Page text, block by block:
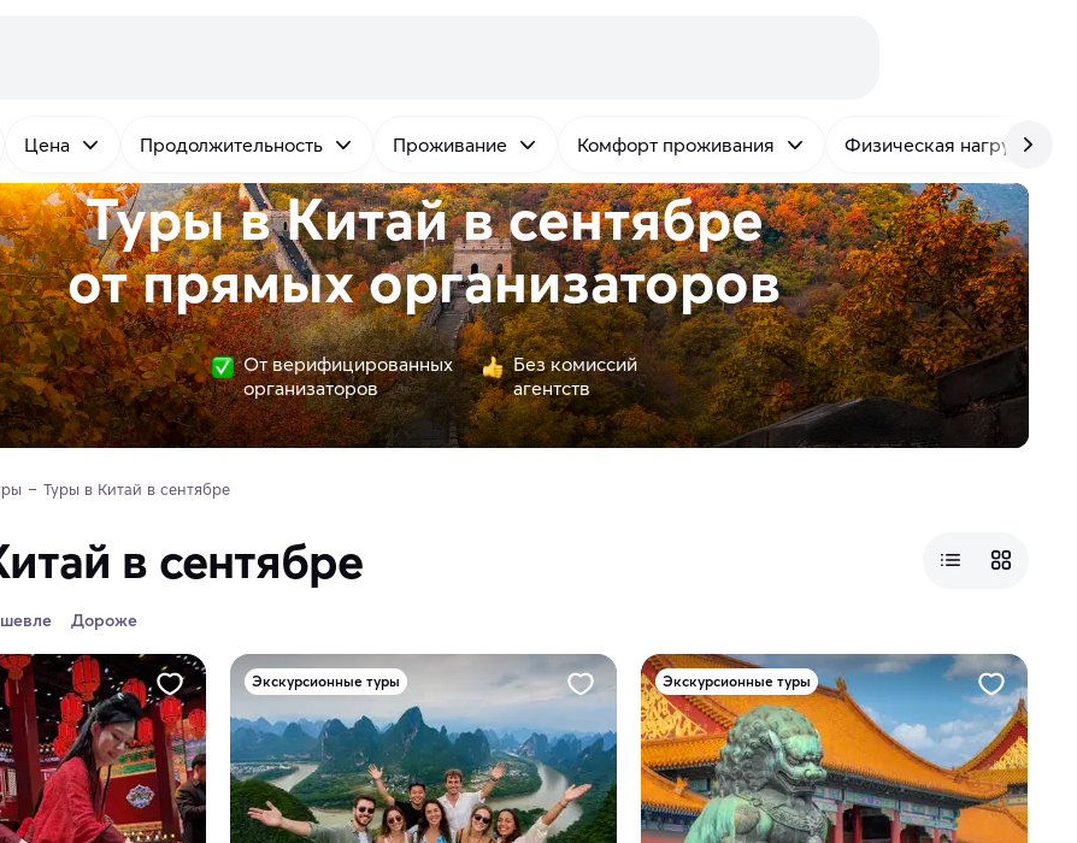
Цена Продолжительность Проживание Комфорт проживания Физическая нагрузка
Туры в Китай в сентябре
отпрямыхорганизаторов
От верифицированных
организаторов
Без комиссий
агентств
Туры в Китай в сентябре
в сентябре
Дороже
Экскурсионные туры Экскурсионные туры